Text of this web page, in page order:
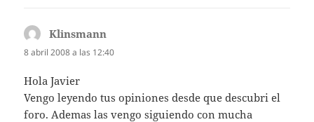
Klinsmann
8 abril 2008 a las 12:40
Hola Javier
Vengo leyendo tus opiniones desde que descubri el
foro. Ademas las vengo siguiendo con mucha